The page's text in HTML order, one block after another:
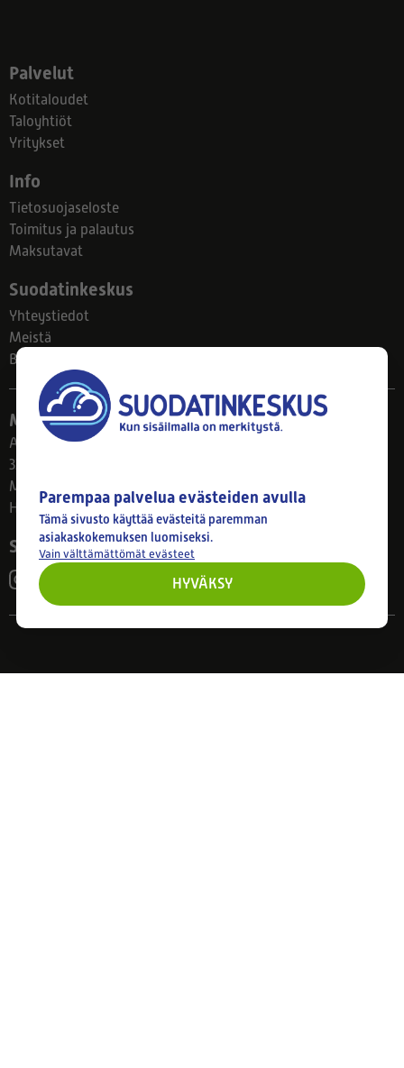
Palvelut
Kotitaloudet
Taloyhtiöt
Yritykset
Info
Tietosuojaseloste
Toimitus ja palautus
Maksutavat
Suodatinkeskus
Yhteystiedot
Meistä
Blogi
Myymälä
Ahlmanintie 61
33800 Tampere
Ma–Pe 8–17
Huom! Myymälän poikkeusaukiolot: 27.7.-21.8. klo 8-16
Seuraa meitä
Parempaa palvelua evästeiden avulla
Tämä sivusto käyttää evästeitä paremman
asiakaskokemuksen luomiseksi.
Vain välttämättömät evästeet
HYVÄKSY